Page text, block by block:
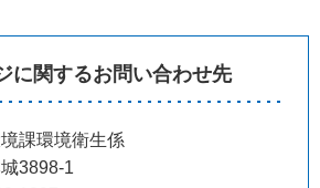
に関するお問い合わせ先
課環境衛生係
3898-1